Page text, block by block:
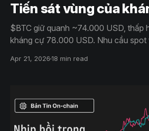
Tiến sát vùng của
$BTC giữ quanh ~74.000 USD, thấp
kháng cự 78.000 USD. Nhu cầu spot
trọng cho thấy nhịp hồi vẫn mong
Apr 21, 202618 min read